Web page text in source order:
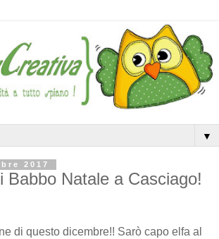
▼
2017
Babbo Natale a Casciago!
di questo dicembre!! Sarò capo elfa al